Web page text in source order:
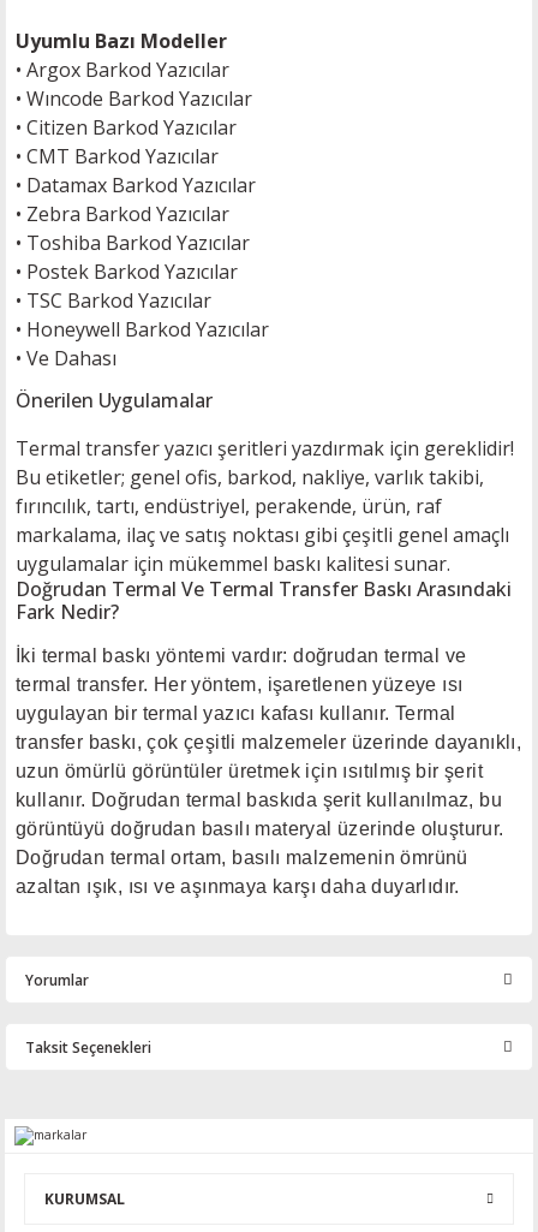
Uyumlu Bazı Modeller
• Argox Barkod Yazıcılar
• Wıncode Barkod Yazıcılar
• Citizen Barkod Yazıcılar
• CMT Barkod Yazıcılar
• Datamax Barkod Yazıcılar
• Zebra Barkod Yazıcılar
• Toshiba Barkod Yazıcılar
• Postek Barkod Yazıcılar
• TSC Barkod Yazıcılar
• Honeywell Barkod Yazıcılar
• Ve Dahası
Önerilen Uygulamalar
Termal transfer yazıcı şeritleri yazdırmak için gereklidir!
Bu etiketler; genel ofis, barkod, nakliye, varlık takibi,
fırıncılık, tartı, endüstriyel, perakende, ürün, raf
markalama, ilaç ve satış noktası gibi çeşitli genel amaçlı
uygulamalar için mükemmel baskı kalitesi sunar.
Doğrudan Termal Ve Termal Transfer Baskı Arasındaki
Fark Nedir?
İki termal baskı yöntemi vardır: doğrudan termal ve
termal transfer. Her yöntem, işaretlenen yüzeye ısı
uygulayan bir termal yazıcı kafası kullanır. Termal
transfer baskı, çok çeşitli malzemeler üzerinde dayanıklı,
uzun ömürlü görüntüler üretmek için ısıtılmış bir şerit
kullanır. Doğrudan termal baskıda şerit kullanılmaz, bu
görüntüyü doğrudan basılı materyal üzerinde oluşturur.
Doğrudan termal ortam, basılı malzemenin ömrünü
azaltan ışık, ısı ve aşınmaya karşı daha duyarlıdır.
Yorumlar
Taksit Seçenekleri
KURUMSAL